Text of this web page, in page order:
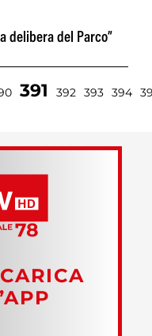
delibera del Parco”
391 392 393 394